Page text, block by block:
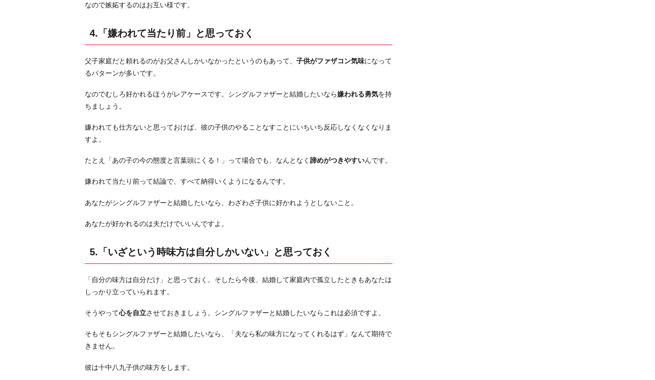
分
か
い
な
い」
思
っ
お
く
6.
供
仲
く
来
る
の
は
だ
と
思
っ
なので嫉妬するのはお互い様です。
4.「嫌われて当たり前」と思っておく
父子家庭だと頼れるのがお父さんしかいなかったというのもあって、 子供がファザコン気味になって
るパターンが多いです。
なのでむしろ好かれるほうがレアケースです。シングルファザーと結婚したいなら嫌われる勇気を持
ちましょう。
嫌われても仕方ないと思っておけば、彼の子供のやることなすことにいちいち反応しなくなくなりま
すよ。
たとえ「あの子の今の態度と言葉頭にくる！」って場合でも、なんとなく 諦めがつきやすいんです。
嫌われて当たり前って結論で、すべて納得いくようになるんです。
あなたがシングルファザーと結婚したいなら、わざわざ子供に好かれようとしないこと。
あなたが好かれるのは夫だけでいいんですよ。
5.「いざという時味方は自分しかいない」と思っておく
「自分の味方は自分だけ」と思っておく。そしたら今後、結婚して家庭内で孤立したときもあなたは
しっかり立っていられます。
そうやって心を自立させておきましょう。シングルファザーと結婚したいならこれは必須ですよ。
そもそもシングルファザーと結婚したいなら、「夫なら私の味方になってくれるはず」なんて期待で
きません。
彼は十中八九子供の味方をします。